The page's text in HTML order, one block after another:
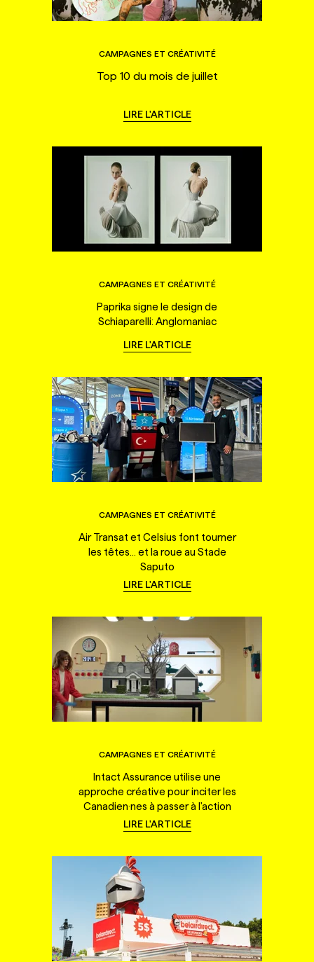
CAMPAGNES ET CRÉATIVITÉ
Top 10 du mois de juillet
LIRE L'ARTICLE
CAMPAGNES ET CRÉATIVITÉ
Paprika signe le design de
Schiaparelli: Anglomaniac
LIRE L'ARTICLE
CAMPAGNES ET CRÉATIVITÉ
Air Transat et Celsius font tourner
les têtes... et la roue au Stade
Saputo
LIRE L'ARTICLE
CAMPAGNES ET CRÉATIVITÉ
Intact Assurance utilise une
approche créative pour inciter les
Canadien·nes à passer à l'action
LIRE L'ARTICLE